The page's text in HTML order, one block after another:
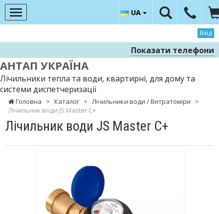
Вхід
Показати телефони
АНТАП УКРАЇНА
Лічильники тепла та води, квартирні, для дому та
системи диспетчеризації
UA
Головна > Каталог > Лічильники води / Витратоміри
>
Лічильник води JS Master С+
Лічильник води JS Master С+